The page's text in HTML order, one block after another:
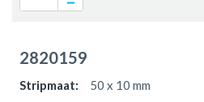
2820159
50 x 10 mm